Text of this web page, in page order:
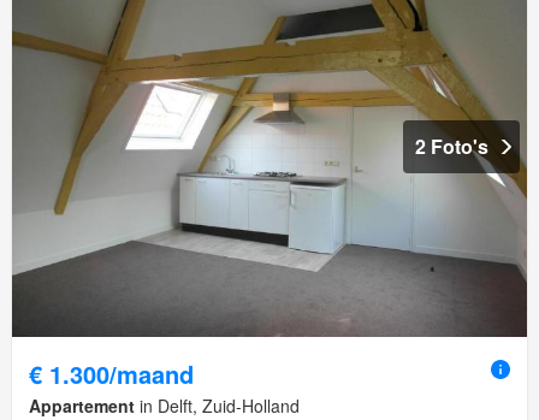
2 Foto's
€ 1.300/maand
Appartement in Delft, Zuid-Holland